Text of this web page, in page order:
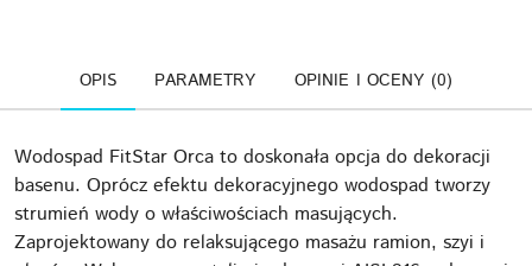
OPIS PARAMETRY OPINIE I OCENY (0)
Wodospad FitStar Orca to doskonała opcja do dekoracji
basenu. Oprócz efektu dekoracyjnego wodospad tworzy
strumień wody o właściwościach masujących.
Zaprojektowany do relaksującego masażu ramion, szyi i